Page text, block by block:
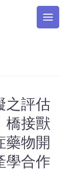
之評估
橋接獸
藥物開
學合作